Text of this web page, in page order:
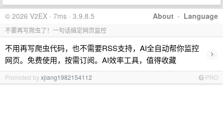
About · Language
© 2026 V2EX · 7ms · 3.9.8.5
不要再写爬虫了！一句话搞定网页监控
不用再写爬虫代码，也不需要RSS支持，AI全自动帮你监控
网页。免费使用，按需订阅。AI效率工具，值得收藏
›
Promoted byxjiang1982154112 PRO